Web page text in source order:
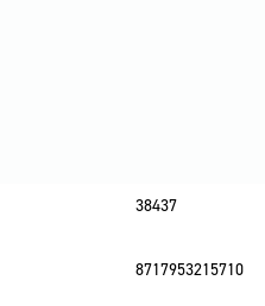
38437
8717953215710